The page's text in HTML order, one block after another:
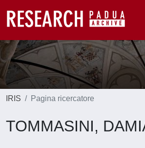
IRIS Pagina ricercatore
TOMMASINI,